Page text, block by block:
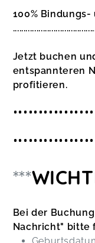
100%
Jetzt buchen
entspannteren
profitieren.
***
Bei der
Nachricht" bitte